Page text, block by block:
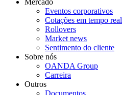
Eventos corporativos
Cotações em tempo real
Rollovers
Market news
Sentimento do cliente
Sobre nós
OANDA Group
Carreira
Outros
Documentos